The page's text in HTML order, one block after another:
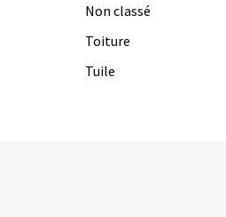
Non classé
Toiture
Tuile